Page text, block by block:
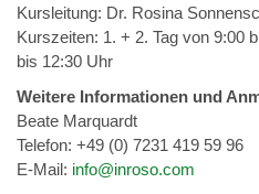
Kursleitung: Dr. Rosina
Kurszeiten: 1. + 2. Tag von 9:00
bis 12:30 Uhr
Weitere Informationen und
Beate Marquardt
Telefon: +49 (0) 7231 419 59 96
E-Mail: info@inroso.com